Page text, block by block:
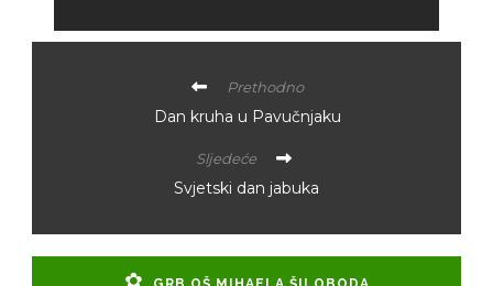
Prethodno
Dan kruha u Pavučnjaku
Sljedeće
Svjetski dan jabuka